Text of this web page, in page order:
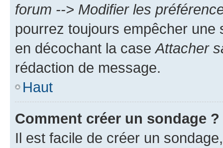
forum --> Modifier les
pourrez toujours empêcher une
en décochant la case Attacher
rédaction de message.
Haut
Comment créer un sondage ?
Il est facile de créer un